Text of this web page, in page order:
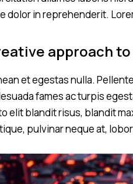
dolor in reprehenderit.
approach
et egestas nulla.
fames ac turpis
elit blandit risus, blandit
pulvinar neque at,